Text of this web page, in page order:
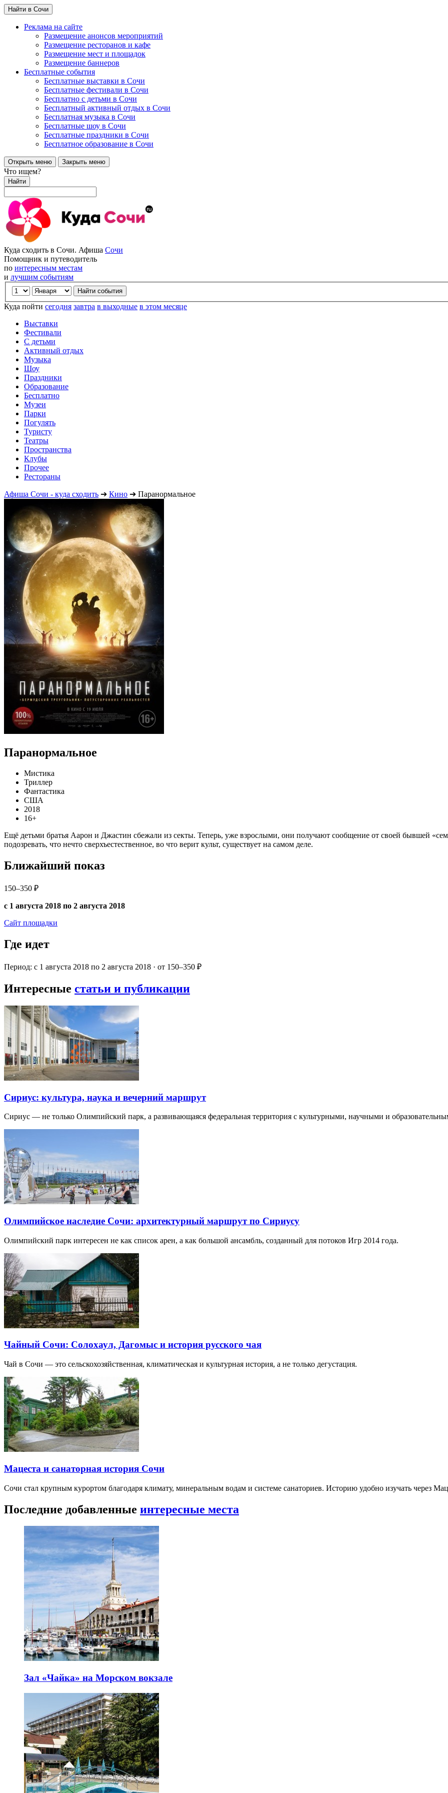
Найти в Сочи
Реклама на сайте
Размещение анонсов мероприятий
Размещение ресторанов и кафе
Размещение мест и площадок
Размещение баннеров
Бесплатные события
Бесплатные выставки в Сочи
Бесплатные фестивали в Сочи
Бесплатно с детьми в Сочи
Бесплатный активный отдых в Сочи
Бесплатная музыка в Сочи
Бесплатные шоу в Сочи
Бесплатные праздники в Сочи
Бесплатное образование в Сочи
Открыть меню Закрыть меню
Что ищем?
Найти
Куда сходить в Сочи. Афиша Сочи
Помощник и путеводитель
по интересным местам
и лучшим событиям
Куда пойти сегодня завтра в выходные в этом месяце
Выставки
Фестивали
С детьми
Активный отдых
Музыка
Шоу
Праздники
Образование
Бесплатно
Музеи
Парки
Погулять
Туристу
Театры
Пространства
Клубы
Прочее
Рестораны
Афиша Сочи - куда сходить ➔ Кино ➔ Паранормальное
Паранормальное
Мистика
Триллер
Фантастика
США
2018
16+
Ещё детьми братья Аарон и Джастин сбежали из секты. Теперь, уже взрослыми, они получают сообщение от своей бывшей
подозревать, что нечто сверхъестественное, во что верит культ, существует на самом деле.
Ближайший показ
150–350 ₽
с 1 августа 2018 по 2 августа 2018
Сайт площадки
Где идет
Период: с 1 августа 2018 по 2 августа 2018 · от 150–350 ₽
Интересные статьи и публикации
Сириус: культура, наука и вечерний маршрут
Сириус — не только Олимпийский парк, а развивающаяся федеральная территория с культурными, научными и
Олимпийское наследие Сочи: архитектурный маршрут по Сириусу
Олимпийский парк интересен не как список арен, а как большой ансамбль, созданный для потоков Игр 2014 года.
Чайный Сочи: Солохаул, Дагомыс и история русского чая
Чай в Сочи — это сельскохозяйственная, климатическая и культурная история, а не только дегустация.
Мацеста и санаторная история Сочи
Сочи стал крупным курортом благодаря климату, минеральным водам и системе санаториев. Историю удобно изучать через
Последние добавленные интересные места
Зал «Чайка» на Морском вокзале